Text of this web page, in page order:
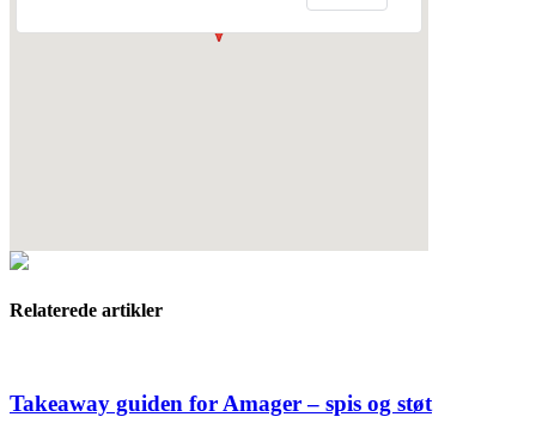
Relaterede artikler
Takeaway guiden for Amager – spis og støt